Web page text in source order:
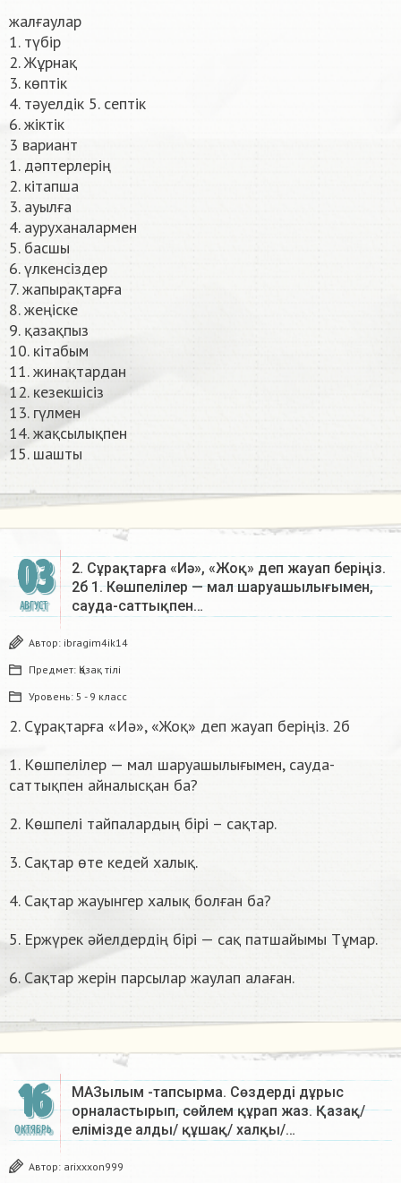
жалғаулар
1. түбір
2. Жұрнақ
3. көптік
4. тәуелдік 5. септік
6. жіктік
3 вариант
1. дәптерлерің
2. кітапша
3. ауылға
4. ауруханалармен
5. басшы
6. үлкенсіздер
7. жапырақтарға
8. жеңіске
9. қазақпыз
10. кітабым
11. жинақтардан
12. кезекшісіз
13. гүлмен
14. жақсылықпен
15. шашты​
03
АВГУСТ
2. Сұрақтарға «Иә», «Жоқ» деп жауап беріңіз.
2б 1. Көшпелілер — мал шаруашылығымен,
сауда-саттықпен…
Автор: ibragim4ik14
Предмет: Қазақ тiлi
Уровень: 5 - 9 класс
2. Сұрақтарға «Иә», «Жоқ» деп жауап беріңіз. 2б
1. Көшпелілер — мал шаруашылығымен, сауда-
саттықпен айналысқан ба?
2. Көшпелі тайпалардың бірі – сақтар.
3. Сақтар өте кедей халық.
4. Сақтар жауынгер халық болған ба?
5. Ержүрек әйелдердің бірі — сақ патшайымы Тұмар.
6. Сақтар жерін парсылар жаулап алаған.
16
ОКТЯБРЬ
МАЗылым -тапсырма. Сөздерді дұрыс
орналастырып, сөйлем құрап жаз. Қазақ/
елімізде алды/ құшақ/ халқы/…
Автор: arixxxon999